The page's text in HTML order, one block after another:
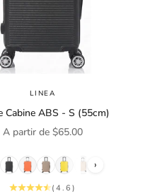
optionsLINEA
Cabine ABS - S (55cm)
Prix de vente
A partir de $65.00
›
(4.6)